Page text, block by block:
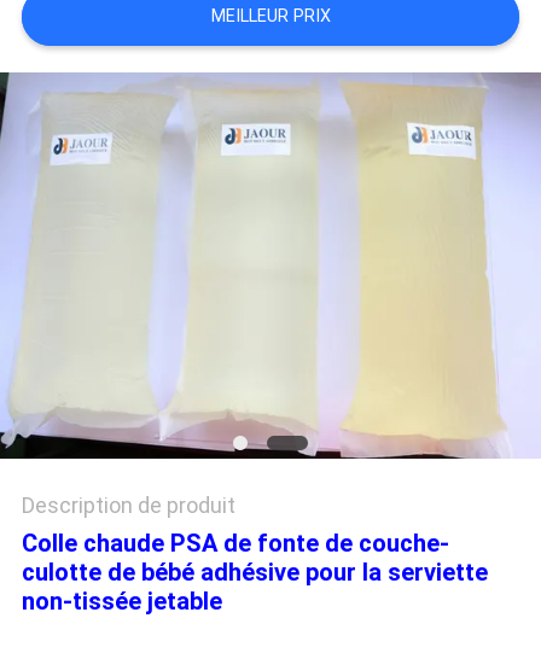
PLAN
DU
SITE
POLITIQUE
DE
CONFIDENTIALITÉ
MEILLEUR PRIX
Description de produit
Colle chaude PSA de fonte de couche-
culotte de bébé adhésive pour la serviette
non-tissée jetable